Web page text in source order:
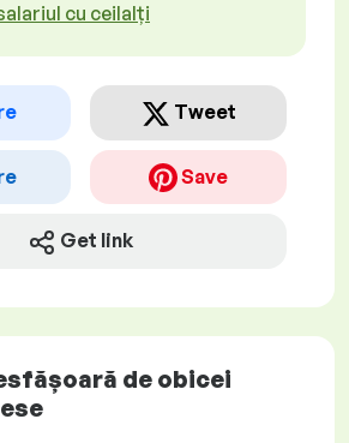
cu ceilalți
Tweet
Save
Get link
de obicei